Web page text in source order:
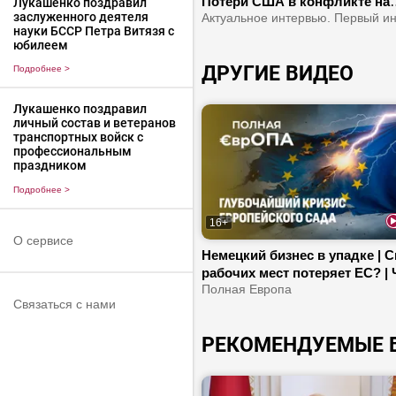
заслуженного деятеля
науки БССР Петра Витязя с
юбилеем
Подробнее >
Лукашенко поздравил
личный состав и ветеранов
транспортных войск с
профессиональным
праздником
Подробнее >
О сервисе
Связаться с нами
Ближнем Востоке | Европа
ДРУГИЕ ВИДЕО
16+
Немецкий бизнес в упадке |
рабочих мест потеряет ЕС? |
будет дальше?
Полная Европа
РЕКОМЕНДУЕМЫЕ